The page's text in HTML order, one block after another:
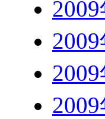
2009
2009
2009
2009